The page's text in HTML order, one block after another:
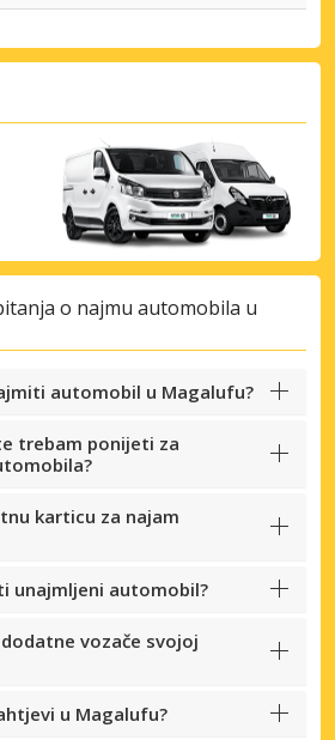
o najmu automobila u
automobil u Magalufu?
trebam ponijeti za
karticu za najam
unajmljeni automobil?
vozače svojoj
u Magalufu?